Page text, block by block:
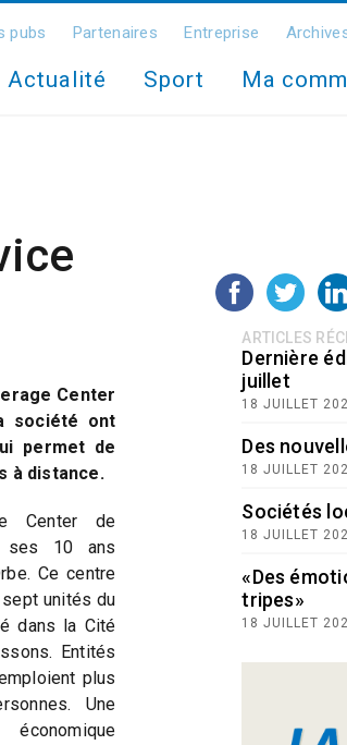
pubs Partenaires Entreprise
Actualité Sport Ma
Center
société ont
permet de
à distance.
Center de
ses 10 ans
Ce centre
unités du
dans la Cité
Entités
plus
Une
ARTICLES
Dernière
juillet
18 JUILLET
Des
18 JUILLET
Sociétés
18 JUILLET
«Des
tripes»
18 JUILLET